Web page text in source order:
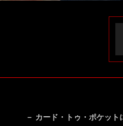
－ カード・トゥ・ポケッ